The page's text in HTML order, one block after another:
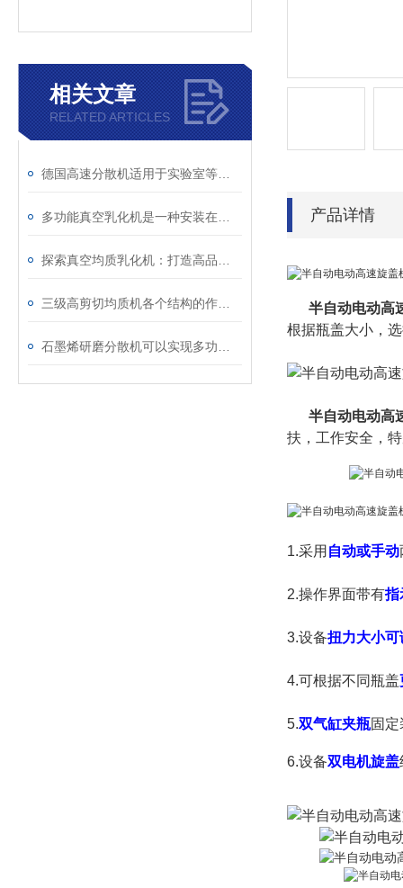
相关文章
RELATED ARTICLES
产品详情
半自动电动高
根据瓶盖大小，
半自动电动高
扶，工作安全，
1.采用 自动或手动
2.操作界面带有指
3.设备扭力大小可
4.可根据不同瓶盖
5.双气缸夹瓶固
6.设备双电机旋盖